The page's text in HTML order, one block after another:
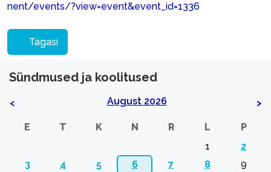
nent/events/?view=event&event_id=1336
Tagasi
Sündmused ja koolitused
< August 2026 >
E T K N R L
P
1
2
3
4 5 6 7 8
9